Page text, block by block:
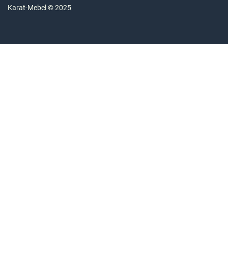
Karat-Mebel © 2025